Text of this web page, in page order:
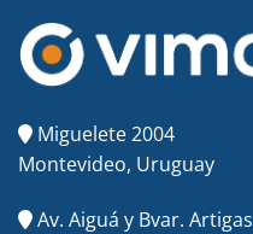
Miguelete 2004
Montevideo, Uruguay
Av. Aiguá y Bvar. Artigas